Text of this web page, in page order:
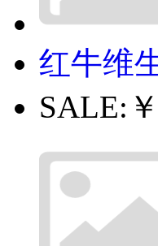
红牛维
SALE: